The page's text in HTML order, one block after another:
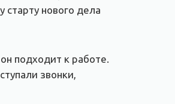
нового дела
подходит к работе.
звонки,